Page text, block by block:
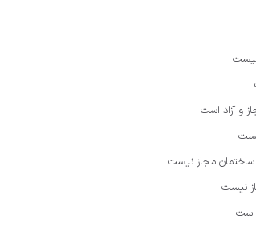
و آزاد است
مجاز نیست
نیست
است